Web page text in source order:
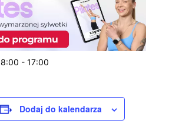
trening brzucha w 15
- 17:00
Dodaj do kalendarza